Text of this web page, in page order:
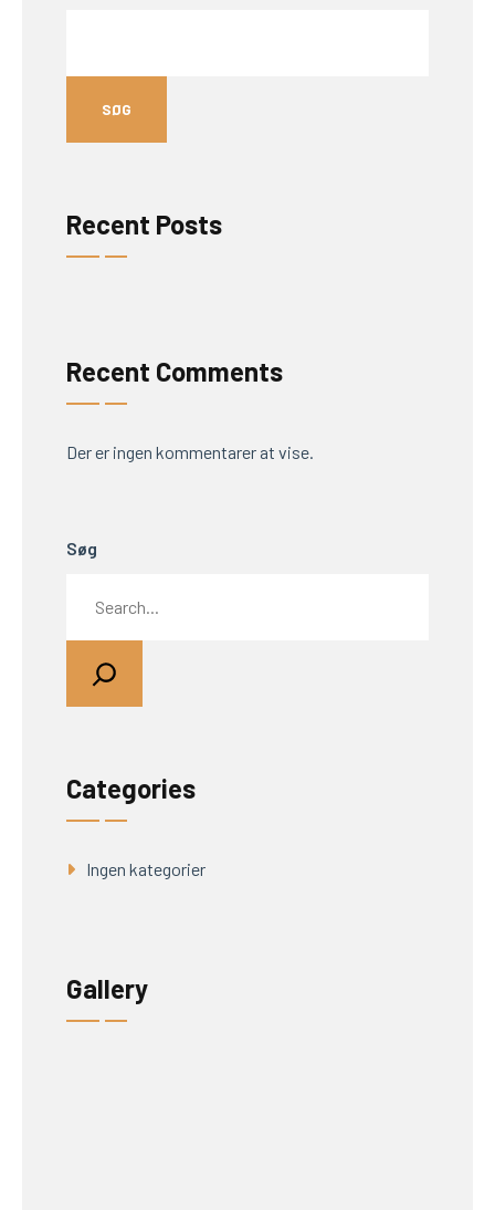
SØG
Recent Posts
Recent Comments
Der er ingen kommentarer at vise.
Søg
Categories
Ingen kategorier
Gallery